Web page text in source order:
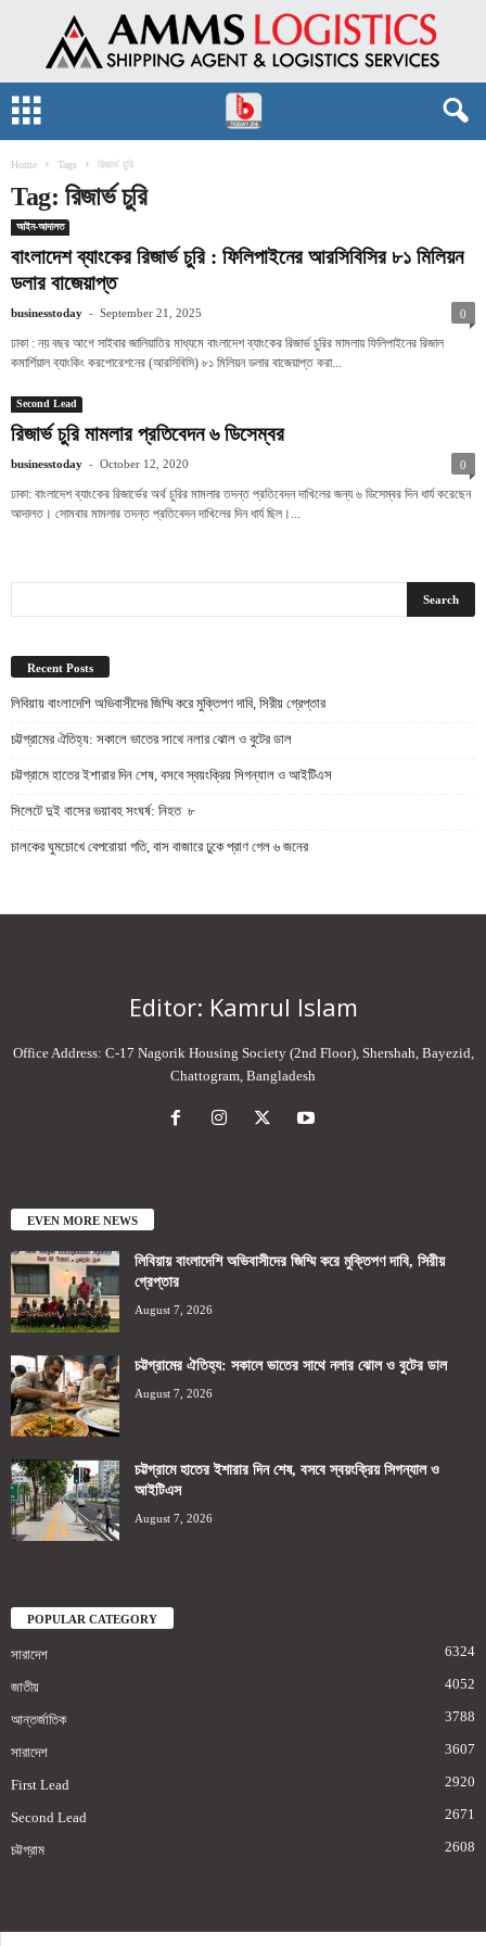
Home Tags রিজার্ভ চুরি
Tag: রিজার্ভ চুরি
আইন-আদালত
বাংলাদেশ ব্যাংকের রিজার্ভ চুরি : ফিলিপাইনের আরসিবিসির ৮১ মিলিয়ন
ডলার বাজেয়াপ্ত
businesstoday - September 21, 2025 0
ঢাকা : নয় বছর আগে সাইবার জালিয়াতির মাধ্যমে বাংলাদেশ ব্যাংকের রিজার্ভ চুরির মামলায় ফিলিপাইনের রিজাল
কমার্শিয়াল ব্যাংকিং করপোরেশনের (আরসিবিসি) ৮১ মিলিয়ন ডলার বাজেয়াপ্ত করা...
Second Lead
রিজার্ভ চুরি মামলার প্রতিবেদন ৬ ডিসেম্বর
businesstoday - October 12, 2020 0
ঢাকা: বাংলাদেশ ব্যাংকের রিজার্ভের অর্থ চুরির মামলার তদন্ত প্রতিবেদন দাখিলের জন্য ৬ ডিসেম্বর দিন ধার্য করেছেন
আদালত। সোমবার মামলার তদন্ত প্রতিবেদন দাখিলের দিন ধার্য ছিল।...
Recent Posts
লিবিয়ায় বাংলাদেশি অভিবাসীদের জিম্মি করে মুক্তিপণ দাবি, সিরীয় গ্রেপ্তার
চট্টগ্রামের ঐতিহ্য: সকালে ভাতের সাথে নলার ঝোল ও বুটের ডাল
চট্টগ্রামে হাতের ইশারার দিন শেষ, বসবে স্বয়ংক্রিয় সিগন্যাল ও আইটিএস
সিলেটে দুই বাসের ভয়াবহ সংঘর্ষ: নিহত ৮
চালকের ঘুমচোখে বেপরোয়া গতি, বাস বাজারে ঢুকে প্রাণ গেল ৬ জনের
Editor: Kamrul Islam
Office Address: C-17 Nagorik Housing Society (2nd Floor), Shershah, Bayezid,
Chattogram, Bangladesh
EVEN MORE NEWS
লিবিয়ায় বাংলাদেশি অভিবাসীদের জিম্মি করে মুক্তিপণ দাবি, সিরীয়
গ্রেপ্তার
August 7, 2026
চট্টগ্রামের ঐতিহ্য: সকালে ভাতের সাথে নলার ঝোল ও বুটের ডাল
August 7, 2026
চট্টগ্রামে হাতের ইশারার দিন শেষ, বসবে স্বয়ংক্রিয় সিগন্যাল ও
আইটিএস
August 7, 2026
POPULAR CATEGORY
সারাদেশ 6324
জাতীয় 4052
আন্তর্জাতিক 3788
সারাদেশ 3607
First Lead 2920
Second Lead 2671
চট্টগ্রাম 2608